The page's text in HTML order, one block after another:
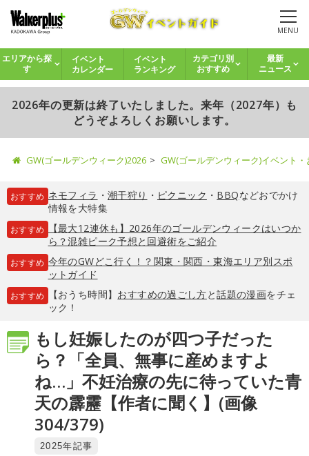
MENU
エリアから探
す
イベント
カレンダー
イベント
ランキング
カテゴリ別
おすすめ
最新
ニュース
2026年の更新は終了いたしました。来年（2027年）も
どうぞよろしくお願いします。
GW(ゴールデンウィーク)2026 GW(ゴールデンウィーク)イベント
おすすめ ネモフィラ ・ 潮干狩り ・ ピクニック ・ BBQなどおでかけ
情報を大特集
おすすめ
【最大12連休も】2026年のゴールデンウィークはいつか
ら？混雑ピーク予想と回避術をご紹介
おすすめ 今年のGWどこ行く！？関東・関西・東海エリア別スポ
ットガイド
おすすめ 【おうち時間】 おすすめの過ごし方と話題の漫画をチェ
ック！
もし妊娠したのが四つ子だった
ら？「全員、無事に産めますよ
ね…」不妊治療の先に待っていた青
天の霹靂【作者に聞く】(画像
304/379)
2025年記事